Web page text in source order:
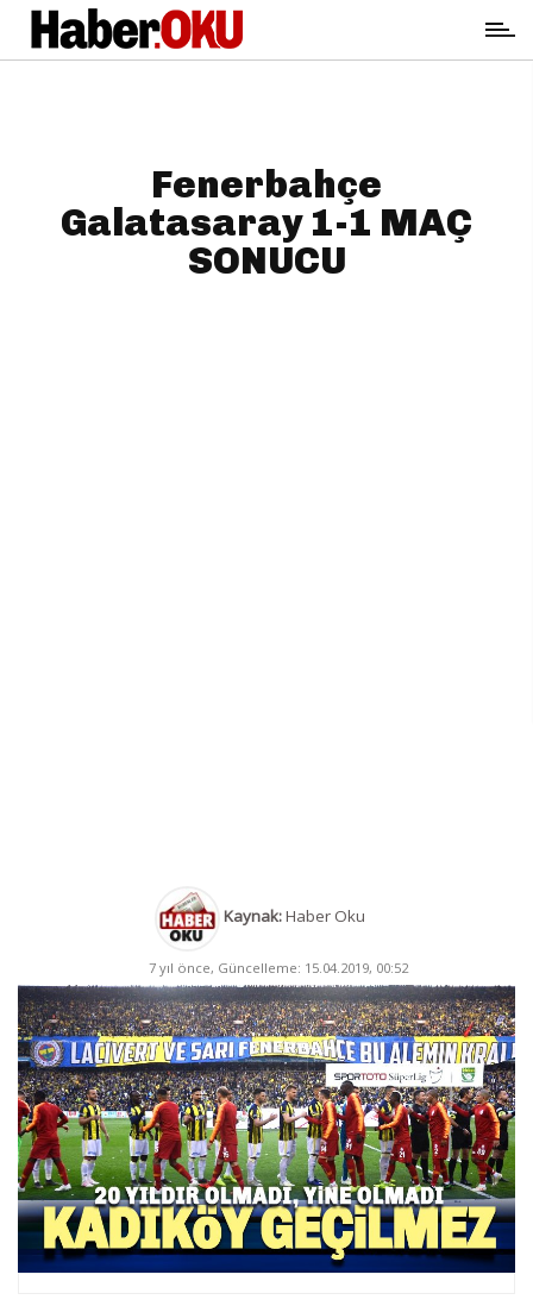
Fenerbahçe
Galatasaray 1-1 MAÇ
SONUCU
Kaynak:Haber Oku
7 yıl önce, Güncelleme: 15.04.2019, 00:52